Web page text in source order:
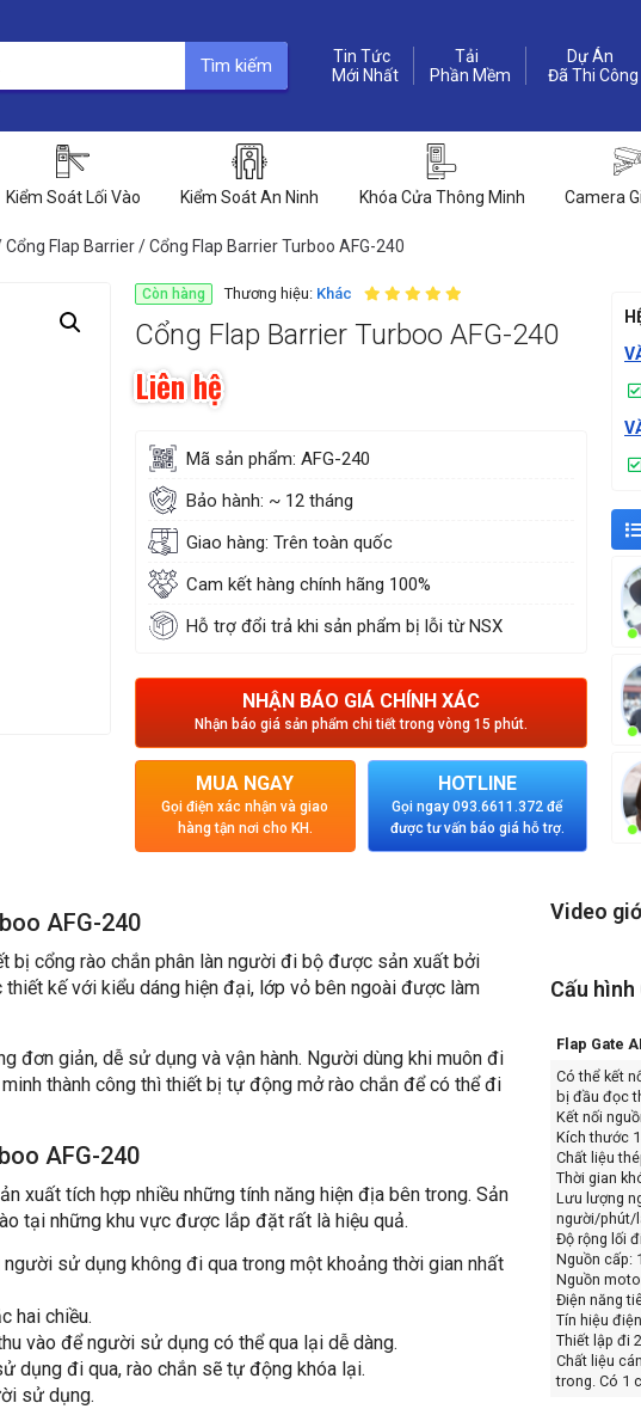
Tìm kiếm
Tin Tức
Phần Mềm
Dự Án
Kiểm Soát Lối Vào Kiểm Soát An Ninh Khóa Cửa Thông Minh Camera
Cổng Flap Barrier/ Cổng Flap Barrier Turboo AFG-240
Còn hàng Thương hiệu: Khác
Cổng Flap Barrier Turboo AFG-240
Liên hệ
Mã sản phẩm: AFG-240
Bảo hành: ~ 12 tháng
Giao hàng: Trên toàn quốc
Cam kết hàng chính hãng 100%
Hỗ trợ đổi trả khi sản phẩm bị lỗi từ NSX
NHẬN BÁO GIÁ CHÍNH XÁC
Nhận báo giá sản phẩm chi tiết trong vòng 15 phút.
MUA NGAY
Gọi điện xác nhận và giao
hàng tận nơi cho KH.
HOTLINE
Gọi ngay 093.6611.372 để
được tư vấn báo giá hỗ trợ.
AFG-240
bị cổng rào chắn phân làn người đi bộ được sản xuất bởi
kế với kiểu dáng hiện đại, lớp vỏ bên ngoài được làm
đơn giản, dễ sử dụng và vận hành. Người dùng khi muôn đi
thành công thì thiết bị tự động mở rào chắn để có thể đi
AFG-240
xuất tích hợp nhiều những tính năng hiện địa bên trong. Sản
tại những khu vực được lắp đặt rất là hiệu quả.
người sử dụng không đi qua trong một khoảng thời gian nhất
hai chiều.
vào để người sử dụng có thể qua lại dễ dàng.
dụng đi qua, rào chắn sẽ tự động khóa lại.
sử dụng.
Video
Cấu
Flap Gate
Có thể kết
bị đầu đọc
Kết nối
Kích thước
Chất liệu
Thời gian
Lưu lượng
người/phút/
Độ rộng lối
Nguồn cấp:
Nguồn
Điện năng
Tín hiệu
Thiết lập đi
Chất liệu
trong. Có 1